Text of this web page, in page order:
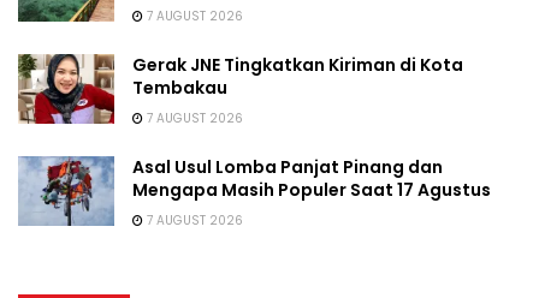
7 AUGUST 2026
Gerak JNE Tingkatkan Kiriman di Kota
Tembakau
7 AUGUST 2026
Asal Usul Lomba Panjat Pinang dan
Mengapa Masih Populer Saat 17 Agustus
7 AUGUST 2026